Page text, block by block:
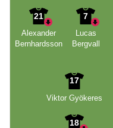
21
Alexander
Bernhardsson
7
Lucas
Bergvall
17
Viktor Gyökeres
18